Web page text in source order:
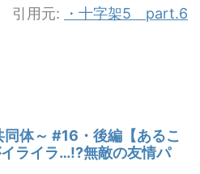
引用元: ・十字架5 part.6
体～ #16・後編【あるこ
ライラ…!?無敵の友情パ